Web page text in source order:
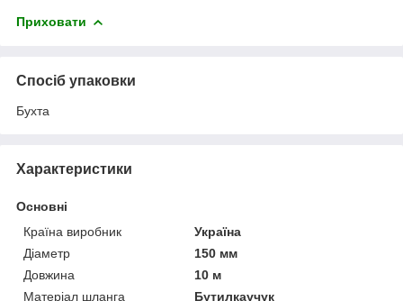
Приховати
Спосіб упаковки
Бухта
Характеристики
Основні
Країна виробник
Україна
Діаметр
150 мм
Довжина
10 м
Матеріал шланга
Бутилкаучук